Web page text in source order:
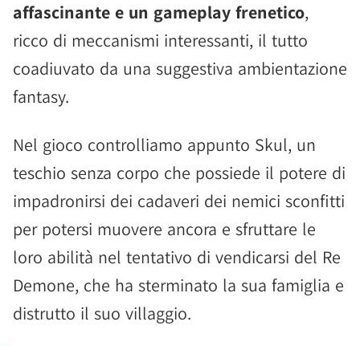
affascinante e un gameplay frenetico,
ricco di meccanismi interessanti, il tutto
coadiuvato da una suggestiva ambientazione
fantasy.
Nel gioco controlliamo appunto Skul, un
teschio senza corpo che possiede il potere di
impadronirsi dei cadaveri dei nemici sconfitti
per potersi muovere ancora e sfruttare le
loro abilità nel tentativo di vendicarsi del Re
Demone, che ha sterminato la sua famiglia e
distrutto il suo villaggio.